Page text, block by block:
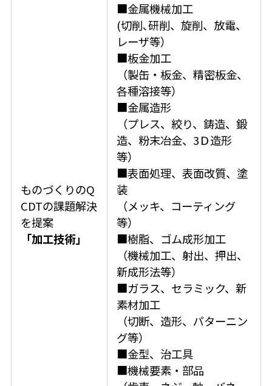
ものづくりのQ
CDTの課題解決
を提案
「加工技術」
■金属機械加工
(切削､研削、旋削、放電、
レーザ等）
■板金加工
（製缶・板金、精密板金、
各種溶接等）
■金属造形
（プレス、絞り、鋳造、鍛
造、粉末冶金、3Ｄ造形
等）
■表面処理、表面改質、塗
装
（メッキ、コーティング
等）
■樹脂、ゴム成形加工
（機械加工、射出、押出、
新成形法等）
■ガラス、セラミック、新
素材加工
（切断、造形、パターニン
グ等）
■金型、治工具
■機械要素・部品